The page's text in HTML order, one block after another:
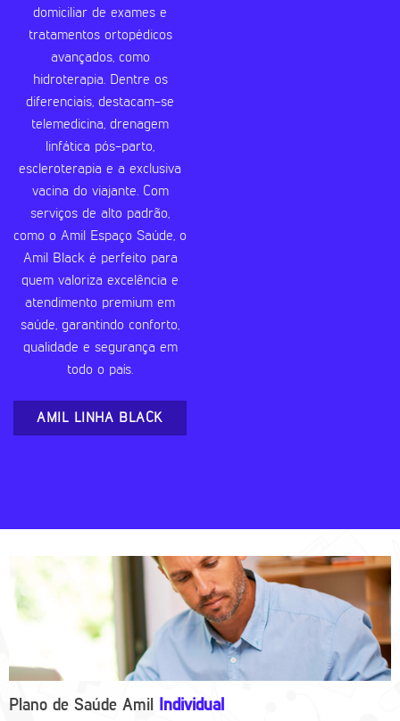
domiciliar de exames e
tratamentos ortopédicos
avançados, como
hidroterapia. Dentre os
diferenciais, destacam-se
telemedicina, drenagem
linfática pós-parto,
escleroterapia e a exclusiva
vacina do viajante. Com
serviços de alto padrão,
como o Amil Espaço Saúde, o
Amil Black é perfeito para
quem valoriza excelência e
atendimento premium em
saúde, garantindo conforto,
qualidade e segurança em
todo o país.
AMIL LINHA BLACK
Plano de Saúde Amil Individual